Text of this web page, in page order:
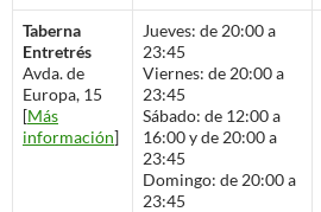
Taberna
Entretrés
Avda. de
Europa, 15
[Más
información]
Jueves: de 20:00 a
23:45
Viernes: de 20:00 a
23:45
Sábado: de 12:00 a
16:00 y de 20:00 a
23:45
Domingo: de 20:00 a
23:45